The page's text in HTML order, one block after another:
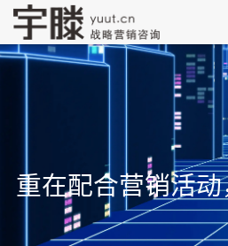
重在配合营销活